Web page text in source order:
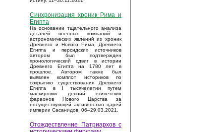
Синхронизация хроник Рима и
Египта
На основании тщательного анализа
деталей военных компаний и
астрономических явлений из хроник
Древнего и Нового Рима, Древнего
Египта и персидских источников
автором был подтвержден
хронологический сдвиг в истории
Древнего Египта на 1780 лет в
прошлое. Автором также был
выявлен комплот историков по
сокрытию существования Древнего
Египта в I тысячелетии путем
маскировки деяний египетских
фараонов Нового Царства за
несуществующей активностью царей
империи Сасанидов. 06–29.03.2021.
Отождествление Патриархов с